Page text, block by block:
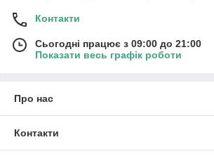
Контакти
Сьогодні працює з 09:00 до 21:00
Показати весь графік роботи
Про нас
Контакти